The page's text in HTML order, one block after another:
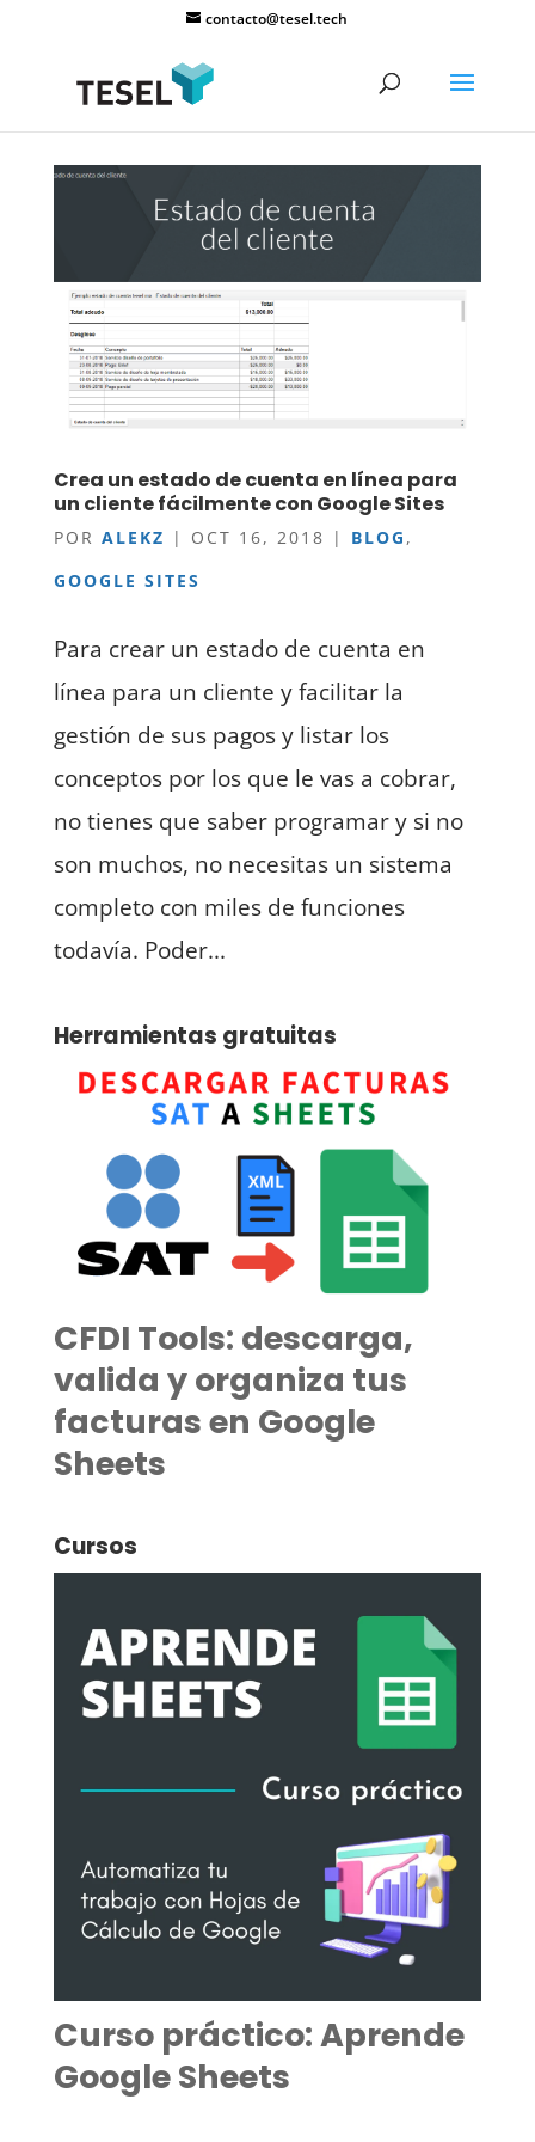
contacto@tesel.tech
Crea un estado de cuenta en línea para
un cliente fácilmente con Google Sites
POR ALEKZ | OCT 16, 2018 | BLOG ,
GOOGLE SITES
Para crear un estado de cuenta en
línea para un cliente y facilitar la
gestión de sus pagos y listar los
conceptos por los que le vas a cobrar,
no tienes que saber programar y si no
son muchos, no necesitas un sistema
completo con miles de funciones
todavía. Poder...
Herramientas gratuitas
CFDI Tools: descarga,
valida y organiza tus
facturas en Google
Sheets
Cursos
Curso práctico: Aprende
Google Sheets